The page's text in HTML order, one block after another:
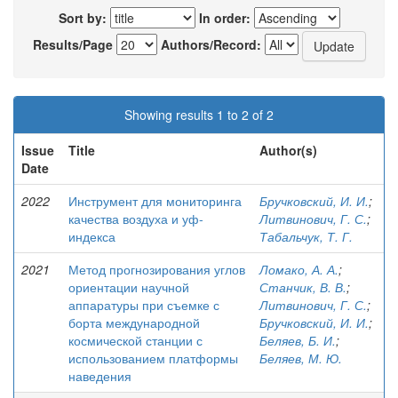
Sort by:
In order:
Results/Page
Authors/Record:
Showing results 1 to 2 of 2
Issue
Date
Title Author(s)
2022
Инструмент для мониторинга
качества воздуха и уф-
индекса
Бручковский, И. И.;
Литвинович, Г. С.;
Табальчук, Т. Г.
2021
Метод прогнозирования углов
ориентации научной
аппаратуры при съемке с
борта международной
космической станции с
использованием платформы
наведения
Ломако, А. А.;
Станчик, В. В.;
Литвинович, Г. С.;
Бручковский, И. И.;
Беляев, Б. И.;
Беляев, М. Ю.